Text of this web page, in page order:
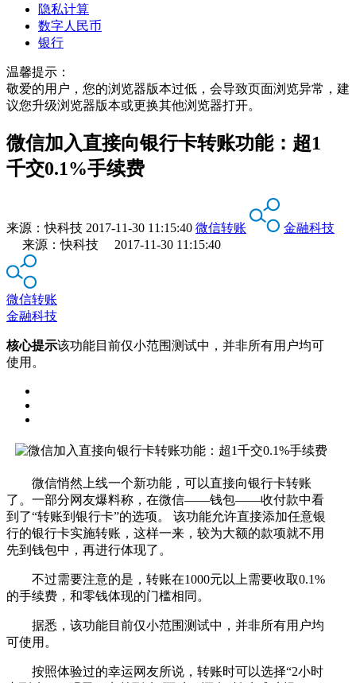
隐私计算
数字人民币
银行
温馨提示：
敬爱的用户，您的浏览器版本过低，会导致页面浏览异常，建
议您升级浏览器版本或更换其他浏览器打开。
微信加入直接向银行卡转账功能：超1
千交0.1%手续费
来源：快科技 2017-11-30 11:15:40 微信转账
金融科技
来源：快科技 2017-11-30 11:15:40
微信转账
金融科技
核心提示该功能目前仅小范围测试中，并非所有用户均可
使用。
微信悄然上线一个新功能，可以直接向银行卡转账
了。一部分网友爆料称，在微信——钱包——收付款中看
到了“转账到银行卡”的选项。 该功能允许直接添加任意银
行的银行卡实施转账，这样一来，较为大额的款项就不用
先到钱包中，再进行体现了。
不过需要注意的是，转账在1000元以上需要收取0.1%
的手续费，和零钱体现的门槛相同。
据悉，该功能目前仅小范围测试中，并非所有用户均
可使用。
按照体验过的幸运网友所说，转账时可以选择“2小时